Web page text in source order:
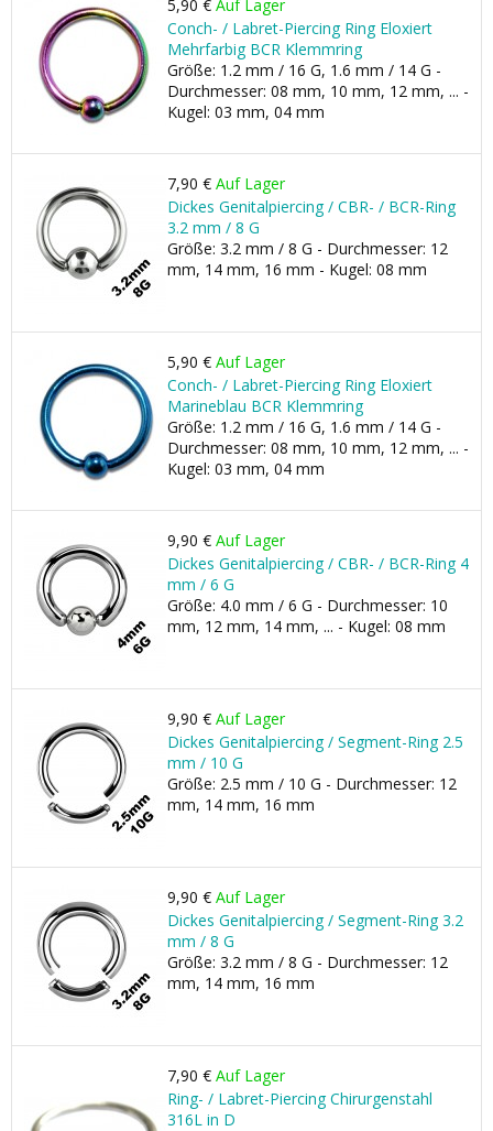
5,90 € Auf Lager
Conch- / Labret-Piercing Ring Eloxiert
Mehrfarbig BCR Klemmring
Größe: 1.2 mm / 16 G, 1.6 mm / 14 G -
Durchmesser: 08 mm, 10 mm, 12 mm, ... -
Kugel: 03 mm, 04 mm
7,90 € Auf Lager
Dickes Genitalpiercing / CBR- / BCR-Ring
3.2 mm / 8 G
Größe: 3.2 mm / 8 G - Durchmesser: 12
mm, 14 mm, 16 mm - Kugel: 08 mm
5,90 € Auf Lager
Conch- / Labret-Piercing Ring Eloxiert
Marineblau BCR Klemmring
Größe: 1.2 mm / 16 G, 1.6 mm / 14 G -
Durchmesser: 08 mm, 10 mm, 12 mm, ... -
Kugel: 03 mm, 04 mm
9,90 € Auf Lager
Dickes Genitalpiercing / CBR- / BCR-Ring 4
mm / 6 G
Größe: 4.0 mm / 6 G - Durchmesser: 10
mm, 12 mm, 14 mm, ... - Kugel: 08 mm
9,90 € Auf Lager
Dickes Genitalpiercing / Segment-Ring 2.5
mm / 10 G
Größe: 2.5 mm / 10 G - Durchmesser: 12
mm, 14 mm, 16 mm
9,90 € Auf Lager
Dickes Genitalpiercing / Segment-Ring 3.2
mm / 8 G
Größe: 3.2 mm / 8 G - Durchmesser: 12
mm, 14 mm, 16 mm
7,90 € Auf Lager
Ring- / Labret-Piercing Chirurgenstahl
316L in D